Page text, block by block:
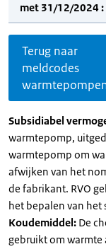
met 31/12/2024 :
Terug naar
meldcodes
Subsidiabel
warmtepomp,
warmtepomp om
afwijken van het
de fabrikant. RVO
het bepalen van het
Koudemiddel: De
gebruikt om warmte